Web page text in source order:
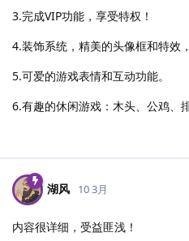
3.完成VIP功能，享受特权！
4.装饰系统，精美的头像框和特效
5.可爱的游戏表情和互动功能。
6.有趣的休闲游戏：木头、公鸡、
湖风 10 3月
内容很详细，受益匪浅！